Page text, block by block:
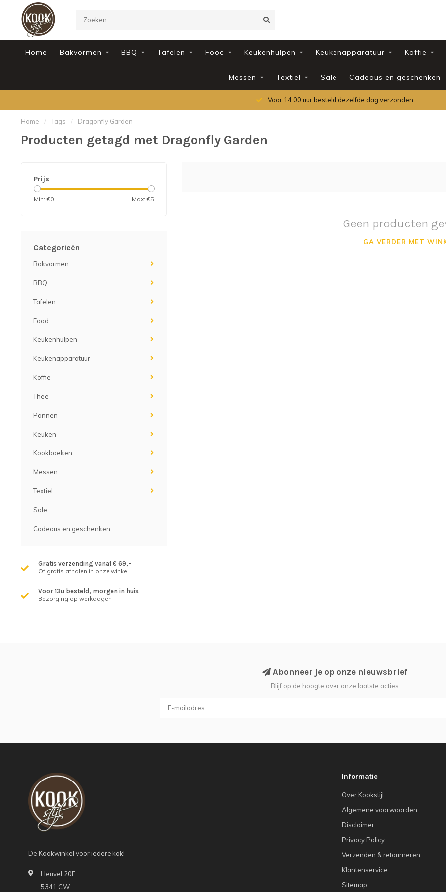
Home Bakvormen BBQ Tafelen Food Keukenhulpen Keukenapparatuur Koffie
Messen Textiel Sale Cadeaus en geschenken
Voor 14.00 uur besteld dezelfde dag verzonden
Home / Tags / Dragonfly Garden
Producten getagd met Dragonfly Garden
Prijs
Min: €0 Max: €5
Categorieën
Bakvormen
BBQ
Tafelen
Food
Keukenhulpen
Keukenapparatuur
Koffie
Thee
Pannen
Keuken
Kookboeken
Messen
Textiel
Sale
Cadeaus en geschenken
Gratis verzending vanaf € 69,-
Of gratis afhalen in onze winkel
Voor 13u besteld, morgen in huis
Bezorging op werkdagen
Geen producten
GA VERDER MET
Abonneer je op onze nieuwsbrief
Blijf op de hoogte over onze laatste acties
De Kookwinkel voor iedere kok!
Heuvel 20F
5341 CW
Informatie
Over Kookstijl
Algemene voorwaarden
Disclaimer
Privacy Policy
Verzenden & retourneren
Klantenservice
Sitemap